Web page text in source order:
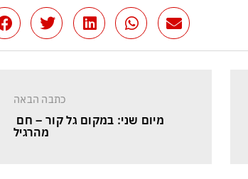
כתבה הבאה
מיום שני: במקום גל קור – חם
מהרגיל